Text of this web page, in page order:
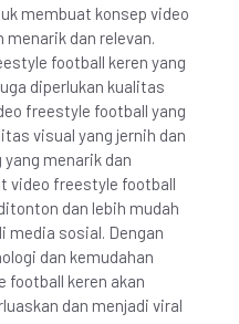
membuat konsep video
dan relevan.
football keren yang
diperlukan kualitas
freestyle football yang
visual yang jernih dan
menarik dan
video freestyle football
dan lebih mudah
media sosial. Dengan
dan kemudahan
football keren akan
dan menjadi viral